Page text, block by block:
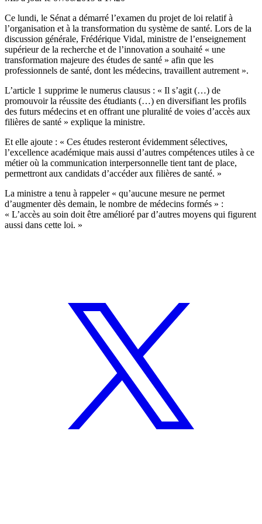
Ce lundi, le Sénat a démarré l’examen du projet de loi relatif à
l’organisation et à la transformation du système de santé. Lors de la
discussion générale, Frédérique Vidal, ministre de l’enseignement
supérieur de la recherche et de l’innovation a souhaité « une
transformation majeure des études de santé » afin que les
professionnels de santé, dont les médecins, travaillent autrement ».
L’article 1 supprime le numerus clausus : « Il s’agit (…) de
promouvoir la réussite des étudiants (…) en diversifiant les profils
des futurs médecins et en offrant une pluralité de voies d’accès aux
filières de santé » explique la ministre.
Et elle ajoute : « Ces études resteront évidemment sélectives,
l’excellence académique mais aussi d’autres compétences utiles à ce
métier où la communication interpersonnelle tient tant de place,
permettront aux candidats d’accéder aux filières de santé. »
La ministre a tenu à rappeler « qu’aucune mesure ne permet
d’augmenter dès demain, le nombre de médecins formés » :
« L’accès au soin doit être amélioré par d’autres moyens qui figurent
aussi dans cette loi. »